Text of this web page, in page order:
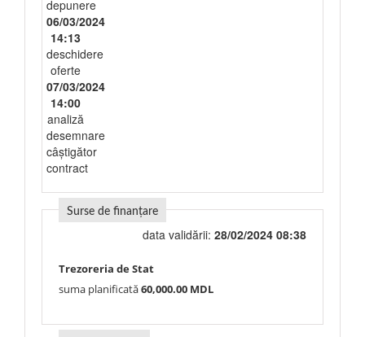
depunere
06/03/2024
14:13
deschidere
oferte
07/03/2024
14:00
analiză
desemnare
câștigător
contract
Surse de finanțare
data validării: 28/02/2024 08:38
Trezoreria de Stat
suma planificată60,000.00 MDL